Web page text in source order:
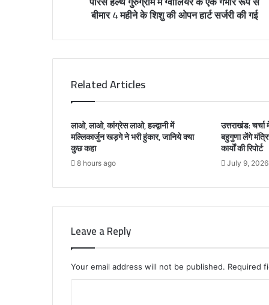
बीमार 4 महीने के शिशु की ओपन हार्ट सर्जरी की गई
Related Articles
लाओ, लाओ, कांग्रेस लाओ, हल्द्वानी में
मल्लिकार्जुन खड़गे ने भरी हुंकार, जानिये क्या
कुछ कहा
8 hours ago
उत्तराखंड:
बहुगुणा लेंगे
कार्यों की रिपोर्ट
July 9, 2026
Leave a Reply
Your email address will not be published. Required